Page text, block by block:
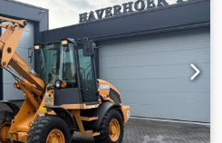
svetla+++ +++Amortizer
blokada prednje osovine+++
- Opšte: - Motor: Case -
broj sedišta: 1 - Bezbednost:
Kabina: - Klima uređaj -
- Servo upravljač -
- Audio, komunikacija,
Dimenzije vozila: dužina 8,95